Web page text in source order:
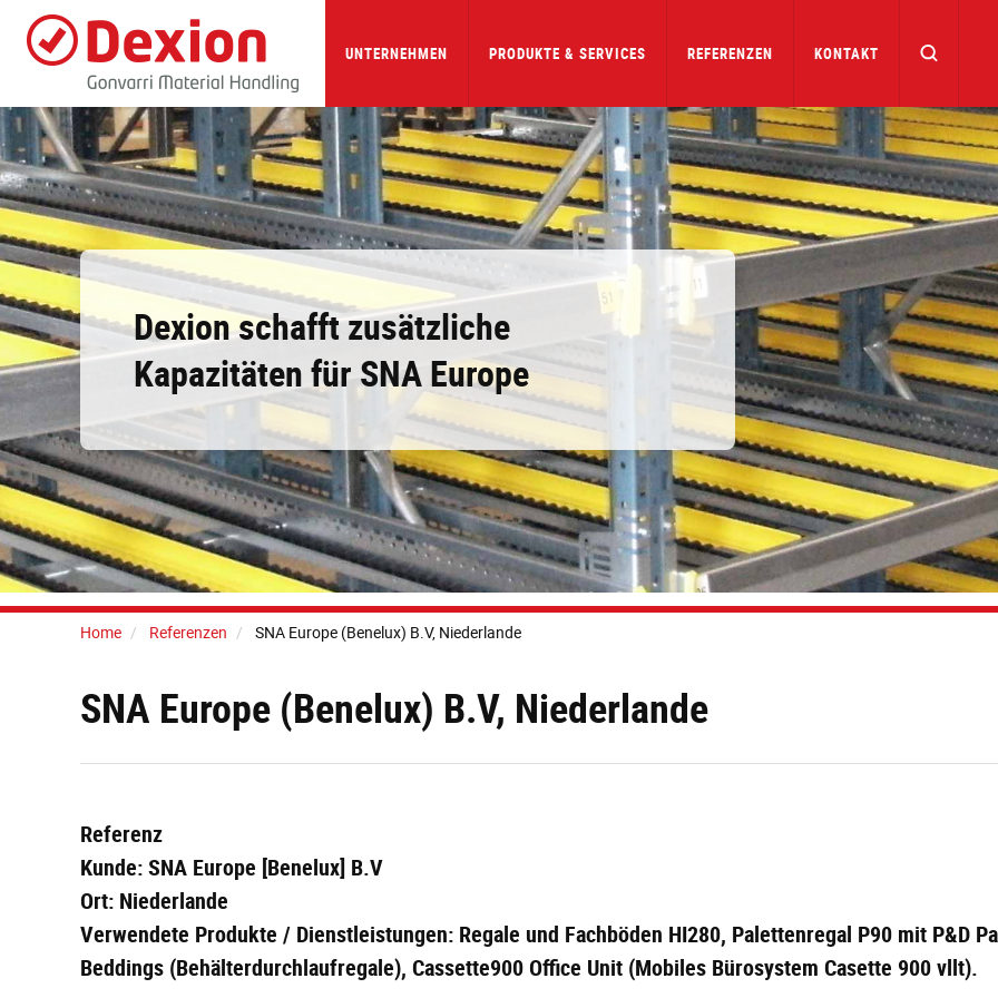
main
UNTERNEHMEN PRODUKTE & SERVICES REFERENZEN KONTAKT
Dexion schafft zusätzliche
Kapazitäten für SNA Europe
Home Referenzen SNA Europe (Benelux) B.V, Niederlande
SNA Europe (Benelux) B.V, Niederlande
Referenz
Kunde: SNA Europe [Benelux] B.V
Ort: Niederlande
Verwendete Produkte / Dienstleistungen: Regale und Fachböden HI280, Palettenregal P90 mit P&D
Beddings (Behälterdurchlaufregale), Cassette900 Office Unit (Mobiles Bürosystem Casette 900 vllt).